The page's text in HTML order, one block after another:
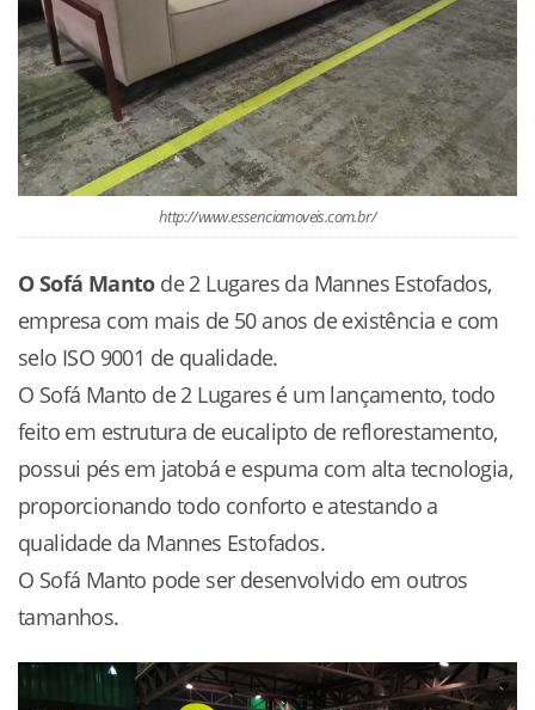
http://www.essenciamoveis.com.br/
O Sofá Mantode 2 Lugares da Mannes Estofados,
empresa com mais de 50 anos de existência e com
selo ISO 9001 de qualidade.
O Sofá Manto de 2 Lugares é um lançamento, todo
feito em estrutura de eucalipto de reflorestamento,
possui pés em jatobá e espuma com alta tecnologia,
proporcionando todo conforto e atestando a
qualidade da Mannes Estofados.
O Sofá Manto pode ser desenvolvido em outros
tamanhos.